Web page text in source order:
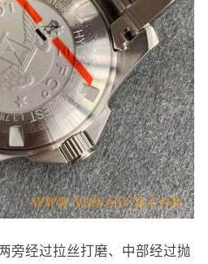
旁经过拉丝打磨、中部经过抛